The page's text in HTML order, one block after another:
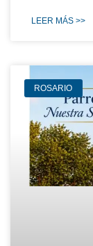
LEER MÁS >>
ROSARIO